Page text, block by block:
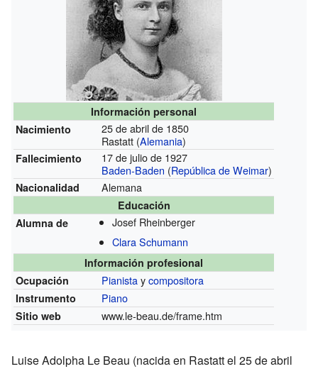
Información personal
Nacimiento
25 de abril de 1850
Rastatt (Alemania)
Fallecimiento
17 de julio de 1927
Baden-Baden (República de Weimar)
Nacionalidad Alemana
Educación
Alumna de
Josef Rheinberger
Clara Schumann
Información profesional
Ocupación
Pianistaycompositora
Instrumento Piano
Sitio web www.le-beau.de/frame.htm
Luise Adolpha Le Beau (nacida en Rastatt el 25 de abril